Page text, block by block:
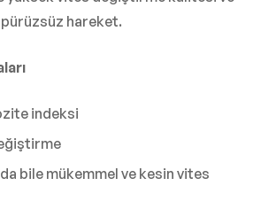
pürüzsüz hareket.
indeksi
bile mükemmel ve kesin vites